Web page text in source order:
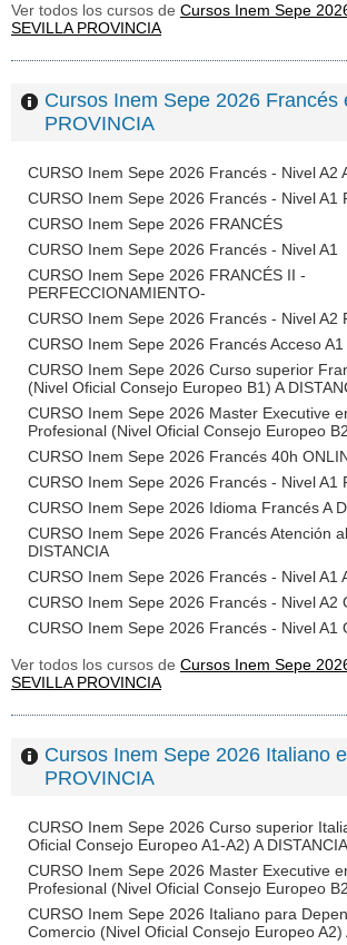
Ver todos los cursos de Cursos Inem Sepe
SEVILLA PROVINCIA
Cursos Inem Sepe 2026 Francés
PROVINCIA
CURSO Inem Sepe 2026 Francés - Nivel A2
CURSO Inem Sepe 2026 Francés - Nivel A1
CURSO Inem Sepe 2026 FRANCÉS
CURSO Inem Sepe 2026 Francés - Nivel A1
CURSO Inem Sepe 2026 FRANCÉS II -
PERFECCIONAMIENTO-
CURSO Inem Sepe 2026 Francés - Nivel A2
CURSO Inem Sepe 2026 Francés Acceso A1
CURSO Inem Sepe 2026 Curso superior
(Nivel Oficial Consejo Europeo B1) A
CURSO Inem Sepe 2026 Master Executive
Profesional (Nivel Oficial Consejo Europeo
CURSO Inem Sepe 2026 Francés 40h
CURSO Inem Sepe 2026 Francés - Nivel A1
CURSO Inem Sepe 2026 Idioma Francés A
CURSO Inem Sepe 2026 Francés Atención
DISTANCIA
CURSO Inem Sepe 2026 Francés - Nivel A1
CURSO Inem Sepe 2026 Francés - Nivel A2
CURSO Inem Sepe 2026 Francés - Nivel A1
Ver todos los cursos de Cursos Inem Sepe
SEVILLA PROVINCIA
Cursos Inem Sepe 2026 Italiano
PROVINCIA
CURSO Inem Sepe 2026 Curso superior
Oficial Consejo Europeo A1-A2) A DISTANCIA
CURSO Inem Sepe 2026 Master Executive
Profesional (Nivel Oficial Consejo Europeo
CURSO Inem Sepe 2026 Italiano para
Comercio (Nivel Oficial Consejo Europeo A2)